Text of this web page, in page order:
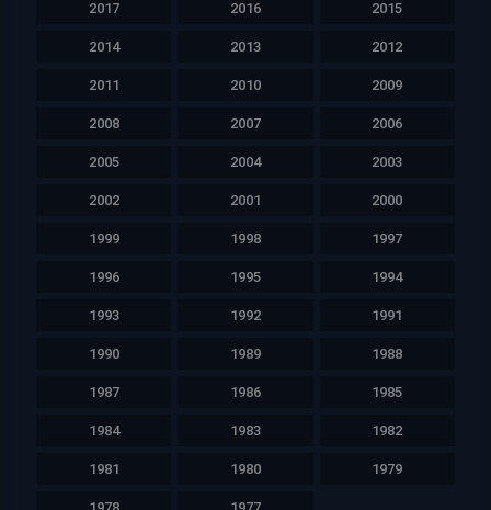
2017 2016 2015
2014 2013 2012
2011 2010 2009
2008 2007 2006
2005 2004 2003
2002 2001 2000
1999 1998 1997
1996 1995 1994
1993 1992 1991
1990 1989 1988
1987 1986 1985
1984 1983 1982
1981 1980 1979